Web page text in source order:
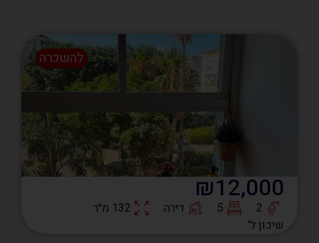
להשכרה
₪12,000
2
5 דירה
132 מ״ר
שיכון ל'